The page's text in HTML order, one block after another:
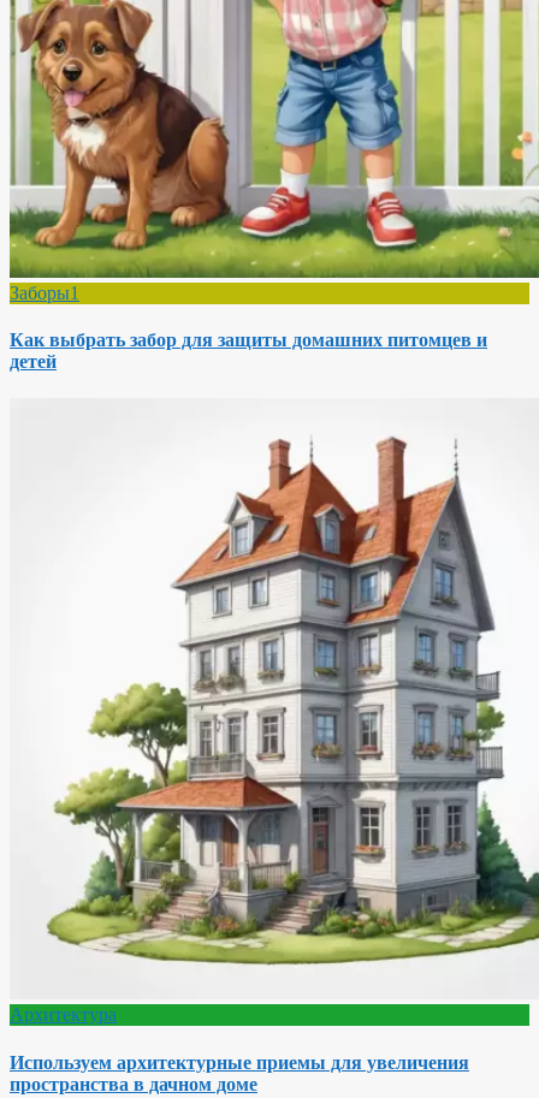
Заборы1
Как выбрать забор для защиты домашних питомцев и
детей
Архитектура
Используем архитектурные приемы для увеличения
пространства в дачном доме